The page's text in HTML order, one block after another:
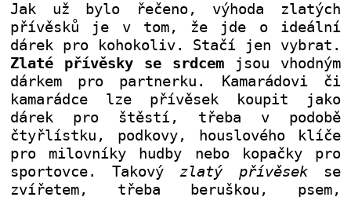
Jak už bylo řečeno, výhoda zlatých
přívěsků je v tom, že jde o ideální
dárek pro kohokoliv. Stačí jen vybrat.
Zlaté přívěsky se srdcemjsou vhodným
dárkem pro partnerku. Kamarádovi či
kamarádce lze přívěsek koupit jako
dárek pro štěstí, třeba v podobě
čtyřlístku, podkovy, houslového klíče
pro milovníky hudby nebo kopačky pro
sportovce. Takovýzlatý přívěsekse
zvířetem, třeba beruškou, psem,